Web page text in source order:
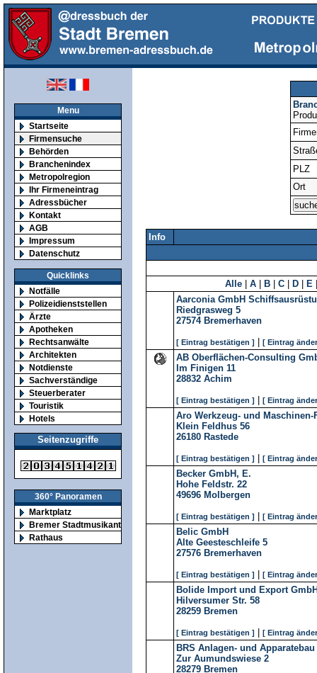
Menu
Startseite
Firmensuche
Behörden
Branchenindex
Metropolregion
Ihr Firmeneintrag
Adressbücher
Kontakt
AGB
Impressum
Datenschutz
Quicklinks
Notfälle
Polizeidienststellen
Ärzte
Apotheken
Rechtsanwälte
Architekten
Notdienste
Sachverständige
Steuerberater
Touristik
Hotels
Seitenzugriffe
360° Panoramen
Marktplatz
Bremer Stadtmusikanten
Rathaus
PLZ
Ort
Info
Alle A B C D E
Aarconia GmbH
Riedgrasweg 5
27574 Bremerhaven
[ Eintrag bestätigen ] [ Eintrag
AB Oberflächen-Consulting
Im Finigen 11
28832 Achim
[ Eintrag bestätigen ] [ Eintrag
Aro Werkzeug- und Maschinen-
Klein Feldhus 56
26180 Rastede
[ Eintrag bestätigen ] [ Eintrag
Becker GmbH, E.
Hohe Feldstr. 22
49696 Molbergen
[ Eintrag bestätigen ] [ Eintrag
Belic GmbH
Alte Geesteschleife 5
27576 Bremerhaven
[ Eintrag bestätigen ] [ Eintrag
Bolide Import und Export
Hilversumer Str. 58
28259 Bremen
[ Eintrag bestätigen ] [ Eintrag
BRS Anlagen- und
Zur Aumundswiese 2
28279 Bremen